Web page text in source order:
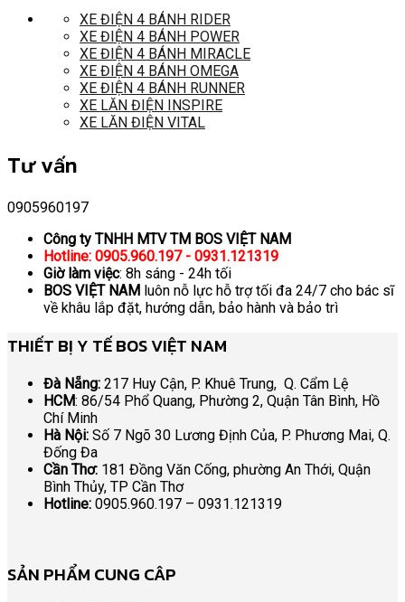
XE ĐIỆN 4 BÁNH RIDER
XE ĐIỆN 4 BÁNH POWER
XE ĐIỆN 4 BÁNH MIRACLE
XE ĐIỆN 4 BÁNH OMEGA
XE ĐIỆN 4 BÁNH RUNNER
XE LĂN ĐIỆN INSPIRE
XE LĂN ĐIỆN VITAL
Tư vấn
0905960197
Công ty TNHH MTV TM BOS VIỆT NAM
Hotline: 0905.960.197 - 0931.121319
Giờ làm việc: 8h sáng - 24h tối
BOS VIỆT NAM luôn nỗ lực hỗ trợ tối đa 24/7 cho bác sĩ
về khâu lắp đặt, hướng dẫn, bảo hành và bảo trì
THIẾT BỊ Y TẾ BOS VIỆT NAM
Đà Nẵng: 217 Huy Cận, P. Khuê Trung, Q. Cẩm Lệ
HCM: 86/54 Phổ Quang, Phường 2, Quận Tân Bình, Hồ
Chí Minh
Hà Nội: Số 7 Ngõ 30 Lương Định Của, P. Phương Mai, Q.
Đống Đa
Cần Thơ: 181 Đồng Văn Cống, phường An Thới, Quận
Bình Thủy, TP Cần Thơ
Hotline: 0905.960.197 – 0931.121319
SẢN PHẨM CUNG CÂP